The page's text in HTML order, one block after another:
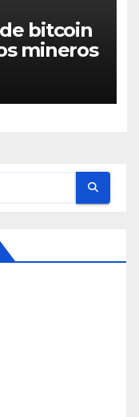
bitcoin
mineros